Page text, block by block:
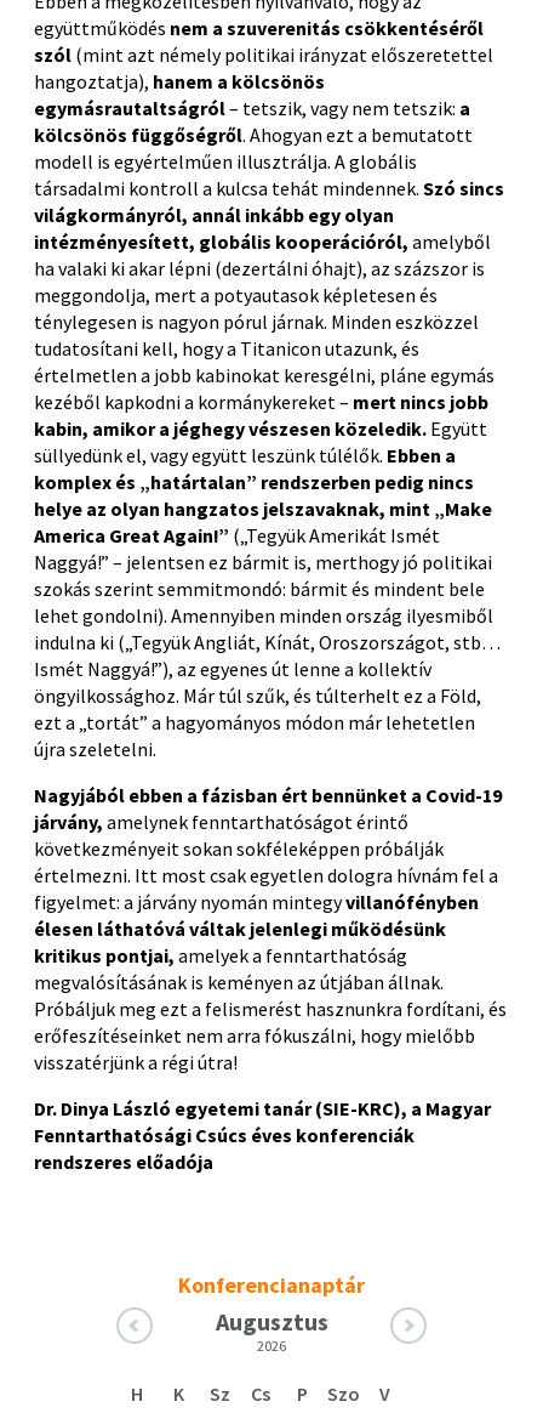
együttműködés nem a szuverenitás csökkentéséről
szól (mint azt némely politikai irányzat előszeretettel
hangoztatja), hanem a kölcsönös
egymásrautaltságról– tetszik, vagy nem tetszik: a
kölcsönös függőségről. Ahogyan ezt a bemutatott
modell is egyértelműen illusztrálja. A globális
társadalmi kontroll a kulcsa tehát mindennek. Szó sincs
világkormányról, annál inkább egy olyan
intézményesített, globális kooperációról, amelyből
ha valaki ki akar lépni (dezertálni óhajt), az százszor is
meggondolja, mert a potyautasok képletesen és
ténylegesen is nagyon pórul járnak. Minden eszközzel
tudatosítani kell, hogy a Titanicon utazunk, és
értelmetlen a jobb kabinokat keresgélni, pláne egymás
kezéből kapkodni a kormánykereket – mert nincs jobb
kabin, amikor a jéghegy vészesen közeledik. Együtt
süllyedünk el, vagy együtt leszünk túlélők. Ebben a
komplex és „határtalan” rendszerben pedig nincs
helye az olyan hangzatos jelszavaknak, mint „Make
America Great Again!” („Tegyük Amerikát Ismét
Naggyá!” – jelentsen ez bármit is, merthogy jó politikai
szokás szerint semmitmondó: bármit és mindent bele
lehet gondolni). Amennyiben minden ország ilyesmiből
indulna ki („Tegyük Angliát, Kínát, Oroszországot, stb…
Ismét Naggyá!”), az egyenes út lenne a kollektív
öngyilkossághoz. Már túl szűk, és túlterhelt ez a Föld,
ezt a „tortát” a hagyományos módon már lehetetlen
újra szeletelni.
Nagyjából ebben a fázisban ért bennünket a Covid-19
járvány, amelynek fenntarthatóságot érintő
következményeit sokan sokféleképpen próbálják
értelmezni. Itt most csak egyetlen dologra hívnám fel a
figyelmet: a járvány nyomán mintegyvillanófényben
élesen láthatóvá váltak jelenlegi működésünk
kritikus pontjai, amelyek a fenntarthatóság
megvalósításának is keményen az útjában állnak.
Próbáljuk meg ezt a felismerést hasznunkra fordítani, és
erőfeszítéseinket nem arra fókuszálni, hogy mielőbb
visszatérjünk a régi útra!
Dr. Dinya László egyetemi tanár (SIE-KRC), a Magyar
Fenntarthatósági Csúcs éves konferenciák
rendszeres előadója
Konferencianaptár
Augusztus
2026
H K Sz Cs P Szo
V